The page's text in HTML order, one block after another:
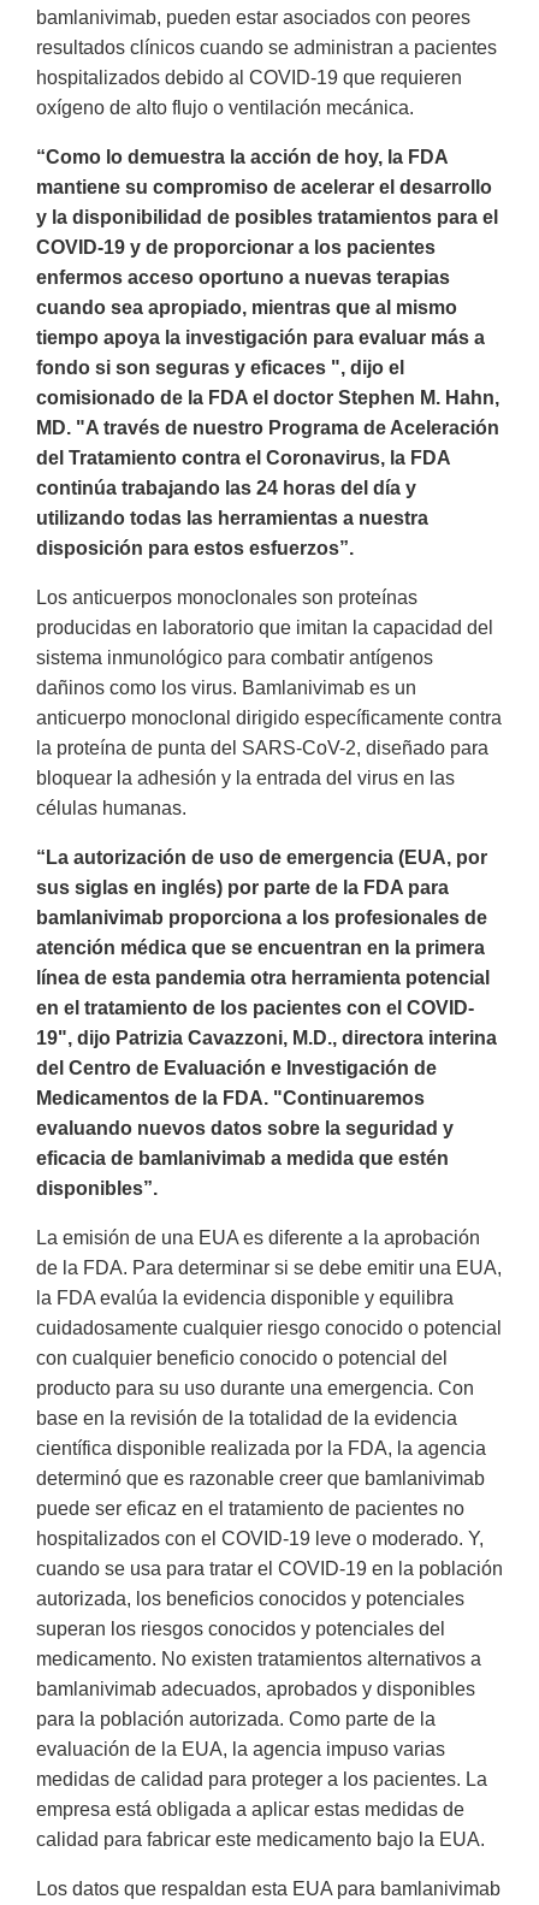
bamlanivimab, pueden estar asociados con peores
resultados clínicos cuando se administran a pacientes
hospitalizados debido al COVID-19 que requieren
oxígeno de alto flujo o ventilación mecánica.
“Como lo demuestra la acción de hoy, la FDA
mantiene su compromiso de acelerar el desarrollo
y la disponibilidad de posibles tratamientos para el
COVID-19 y de proporcionar a los pacientes
enfermos acceso oportuno a nuevas terapias
cuando sea apropiado, mientras que al mismo
tiempo apoya la investigación para evaluar más a
fondo si son seguras y eficaces ", dijo el
comisionado de la FDA el doctor Stephen M. Hahn,
MD. "A través de nuestro Programa de Aceleración
del Tratamiento contra el Coronavirus, la FDA
continúa trabajando las 24 horas del día y
utilizando todas las herramientas a nuestra
disposición para estos esfuerzos”.
Los anticuerpos monoclonales son proteínas
producidas en laboratorio que imitan la capacidad del
sistema inmunológico para combatir antígenos
dañinos como los virus. Bamlanivimab es un
anticuerpo monoclonal dirigido específicamente contra
la proteína de punta del SARS-CoV-2, diseñado para
bloquear la adhesión y la entrada del virus en las
células humanas.
“La autorización de uso de emergencia (EUA, por
sus siglas en inglés) por parte de la FDA para
bamlanivimab proporciona a los profesionales de
atención médica que se encuentran en la primera
línea de esta pandemia otra herramienta potencial
en el tratamiento de los pacientes con el COVID-
19", dijo Patrizia Cavazzoni, M.D., directora interina
del Centro de Evaluación e Investigación de
Medicamentos de la FDA. "Continuaremos
evaluando nuevos datos sobre la seguridad y
eficacia de bamlanivimab a medida que estén
disponibles”.
La emisión de una EUA es diferente a la aprobación
de la FDA. Para determinar si se debe emitir una EUA,
la FDA evalúa la evidencia disponible y equilibra
cuidadosamente cualquier riesgo conocido o potencial
con cualquier beneficio conocido o potencial del
producto para su uso durante una emergencia. Con
base en la revisión de la totalidad de la evidencia
científica disponible realizada por la FDA, la agencia
determinó que es razonable creer que bamlanivimab
puede ser eficaz en el tratamiento de pacientes no
hospitalizados con el COVID-19 leve o moderado. Y,
cuando se usa para tratar el COVID-19 en la población
autorizada, los beneficios conocidos y potenciales
superan los riesgos conocidos y potenciales del
medicamento. No existen tratamientos alternativos a
bamlanivimab adecuados, aprobados y disponibles
para la población autorizada. Como parte de la
evaluación de la EUA, la agencia impuso varias
medidas de calidad para proteger a los pacientes. La
empresa está obligada a aplicar estas medidas de
calidad para fabricar este medicamento bajo la EUA.
Los datos que respaldan esta EUA para bamlanivimab